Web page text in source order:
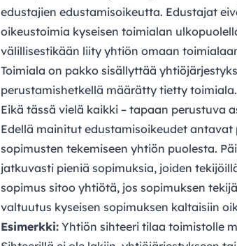
edustajien edustamisoikeutta. Edustajat
oikeustoimia kyseisen toimialan
välillisestikään liity yhtiön omaan
Toimiala on pakko sisällyttää
perustamishetkellä määrätty tietty toimiala.
Eikä tässä vielä kaikki – tapaan perustuva
Edellä mainitut edustamisoikeudet
sopimusten tekemiseen yhtiön puolesta.
jatkuvasti pieniä sopimuksia, joiden
sopimus sitoo yhtiötä, jos sopimuksen
valtuutus kyseisen sopimuksen kaltaisiin
Esimerkki: Yhtiön sihteeri tilaa toimistolle